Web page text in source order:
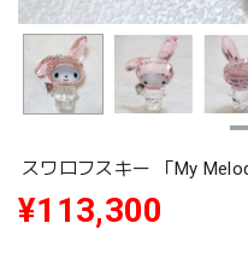
スワロフスキー 「My
¥113,300